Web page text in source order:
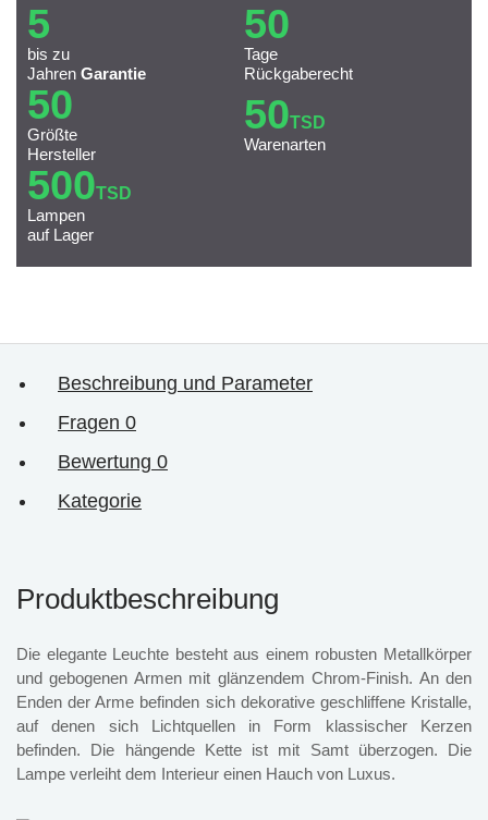
5
bis zu
Jahren Garantie
50
Tage
Rückgaberecht
50
Größte
Hersteller
50TSD
Warenarten
500TSD
Lampen
auf Lager
Beschreibung und Parameter
Fragen 0
Bewertung 0
Kategorie
Produktbeschreibung
Die elegante Leuchte besteht aus einem robusten Metallkörper
und gebogenen Armen mit glänzendem Chrom-Finish. An den
Enden der Arme befinden sich dekorative geschliffene Kristalle,
auf denen sich Lichtquellen in Form klassischer Kerzen
befinden. Die hängende Kette ist mit Samt überzogen. Die
Lampe verleiht dem Interieur einen Hauch von Luxus.